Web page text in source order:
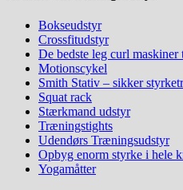
Bokseudstyr
Crossfitudstyr
De bedste leg curl
Motionscykel
Smith Stativ – sikker
Squat rack
Stærkmand udstyr
Træningstights
Udendørs Træningsudstyr
Opbyg enorm styrke i hele
Yogamåtter